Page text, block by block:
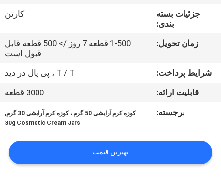
کنترل
کیفیت
تماس
درخواست
نقل
جزئیات بسته
بندی:
کارتن
زمان تحویل:
1-500 قطعه 7 روز /> 500 قطعه قابل
قبول است
شرایط پرداخت:
T / T ، پی پال در دید
قابلیت ارائه:
3000 قطعه
برجسته:
کوزه کرم آرایشی 50 گرم ، کوزه کرم آرایشی 30 گرم ,
30g Cosmetic Cream Jars
بهترین قیمت